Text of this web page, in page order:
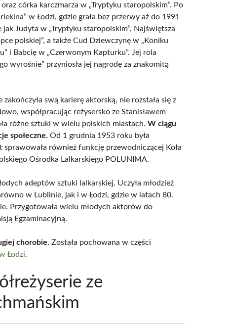
córka karczmarza w „Tryptyku staropolskim”. Po
w Łodzi, gdzie grała bez przerwy aż do 1991
Judyta w „Tryptyku staropolskim”, Najświętsza
polskiej”, a także Cud Dziewczynę w „Koniku
i Babcię w „Czerwonym Kapturku”. Jej rola
wyrośnie” przyniosła jej nagrodę za znakomitą
swą karierę aktorską, nie rozstała się z
współpracując reżysersko ze Stanisławem
różne sztuki w wielu polskich miastach.W ciągu
społeczne. Od 1 grudnia 1953 roku była
sprawowała również funkcję przewodniczącej Koła
Ośrodka Lalkarskiego POLUNIMA.
adeptów sztuki lalkarskiej. Uczyła młodzież
w Lublinie, jak i w Łodzi, gdzie w latach 80.
Przygotowała wielu młodych aktorów do
Egzaminacyjną.
chorobie. Została pochowana w części
Łodzi.
ze